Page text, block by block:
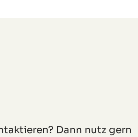
Dann nutz gern